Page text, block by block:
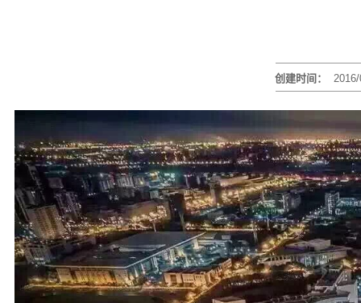
创建时间：